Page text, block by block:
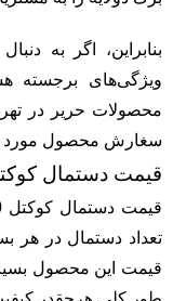
ویژگی‌های برجسته
محصولات حریر در
سغارش محصول مورد
قیمت دستمال کوکتل 550 برگ دولایه
تعداد دستمال در هر
قیمت این محصول